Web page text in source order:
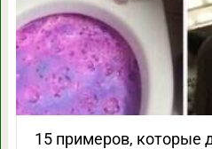
15 примеров, которые